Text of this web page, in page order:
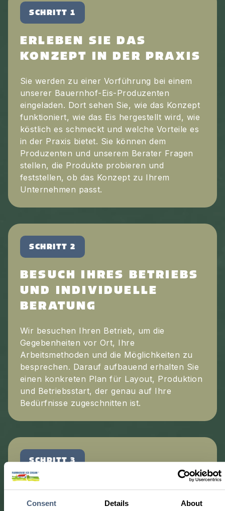
Consent Details About
SCHRITT 1
ERLEBEN SIE DAS
KONZEPT IN DER PRAXIS
Sie werden zu einer Vorführung bei einem
unserer Bauernhof-Eis-Produzenten
eingeladen. Dort sehen Sie, wie das Konzept
funktioniert, wie das Eis hergestellt wird, wie
köstlich es schmeckt und welche Vorteile es
in der Praxis bietet. Sie können dem
Produzenten und unserem Berater Fragen
stellen, die Produkte probieren und
feststellen, ob das Konzept zu Ihrem
Unternehmen passt.
SCHRITT 2
BESUCH IHRES BETRIEBS
UND INDIVIDUELLE
BERATUNG
Wir besuchen Ihren Betrieb, um die
Gegebenheiten vor Ort, Ihre
Arbeitsmethoden und die Möglichkeiten zu
besprechen. Darauf aufbauend erhalten Sie
einen konkreten Plan für Layout, Produktion
und Betriebsstart, der genau auf Ihre
Bedürfnisse zugeschnitten ist.
SCHRITT 3
LIEFERUNG UND
FACHGERECHTE